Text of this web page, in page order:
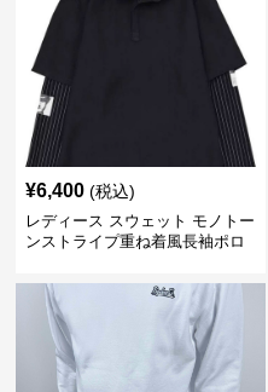
¥6,400 (税込)
レディース スウェット モノトー
ンストライプ重ね着風長袖ポロ